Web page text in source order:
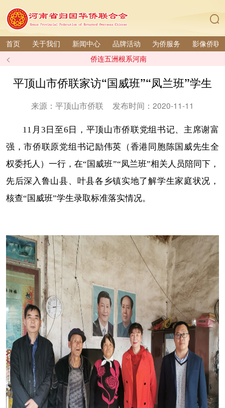
首页 关于我们 新闻中心 品牌活动 为侨服务 影像侨联
< 侨连五洲根系河南
平顶山市侨联家访“国威班”“凤兰班”学生
来源：平顶山市侨联 发布时间：2020-11-11
11月3日至6日，平顶山市侨联党组书记、主席谢富
强，市侨联原党组书记励伟英（香港同胞陈国威先生全
权委托人）一行，在“国威班”“凤兰班”相关人员陪同下，
先后深入鲁山县、叶县各乡镇实地了解学生家庭状况，
核查“国威班”学生录取标准落实情况。